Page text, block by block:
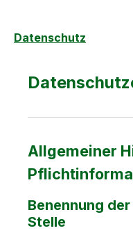
Datenschutz
Allgemeiner
Benennung
Stelle